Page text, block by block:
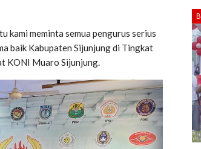
kami meminta semua pengurus serius
baik Kabupaten Sijunjung di Tingkat
KONI Muaro Sijunjung.